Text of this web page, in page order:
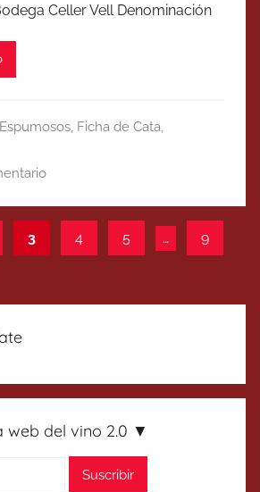
Celler Vell Denominación
Espumosos, Ficha de Cata,
3 4 5 … 9
web del vino 2.0 ▼